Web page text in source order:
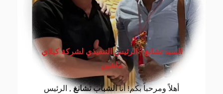
السيد تشانغ - الرئيس التنفيذي لشركة كيلاي
ماشين
أهلاً ومرحباً بكم! أناالشبابتشانغ, الرئيس